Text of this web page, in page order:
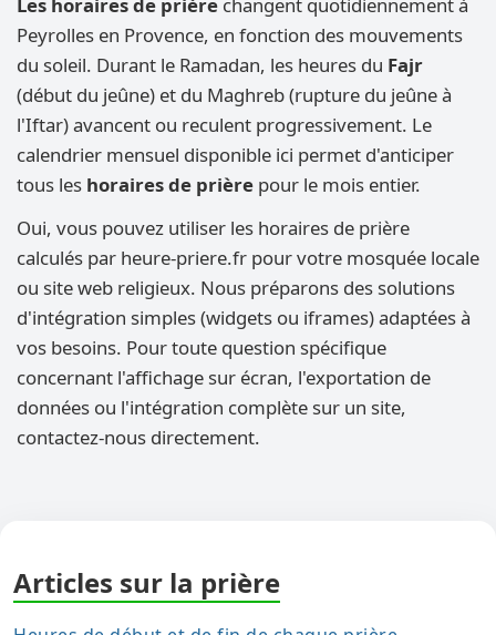
Les horaires de prière changent quotidiennement à
Peyrolles en Provence, en fonction des mouvements
du soleil. Durant le Ramadan, les heures du Fajr
(début du jeûne) et du Maghreb (rupture du jeûne à
l'Iftar) avancent ou reculent progressivement. Le
calendrier mensuel disponible ici permet d'anticiper
tous les horaires de prière pour le mois entier.
Oui, vous pouvez utiliser les horaires de prière
calculés par heure-priere.fr pour votre mosquée locale
ou site web religieux. Nous préparons des solutions
d'intégration simples (widgets ou iframes) adaptées à
vos besoins. Pour toute question spécifique
concernant l'affichage sur écran, l'exportation de
données ou l'intégration complète sur un site,
contactez-nous directement.
Articles sur la prière